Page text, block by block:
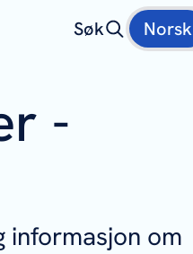
Søk Norsk
-
informasjon om